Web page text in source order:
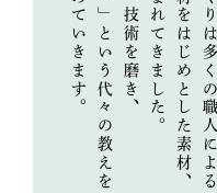
多くの職人による
無垢材をはじめとした素材、
代々の教えを
高めていきます。